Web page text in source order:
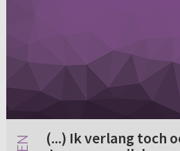
(...) Ik verlang toch